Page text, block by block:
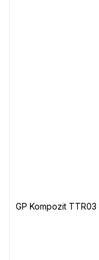
GP Kompozit